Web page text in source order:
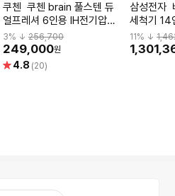
쿠첸 쿠첸 brain 풀스텐 듀
얼프레셔 6인용 IH전기압력
밥솥 CRH-TWS0610W
(화이트)
3% ↓256,700
249,000원
별 4.8 (20)
삼성전자 비스포크 AI 식기
세척기 14
11 % ↓